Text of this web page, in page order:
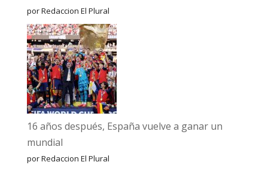
por Redaccion El Plural
16 años después, España vuelve a ganar un
mundial
por Redaccion El Plural